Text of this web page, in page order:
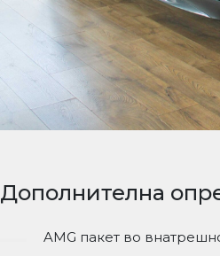
Дополнителна
AMG пакет во